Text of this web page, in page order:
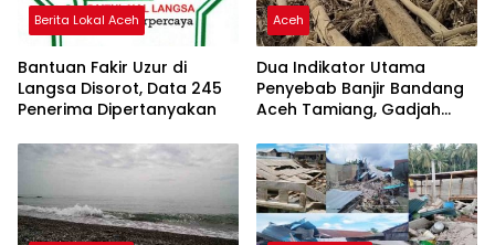
Berita Lokal Aceh
Bantuan Fakir Uzur di
Langsa Disorot, Data 245
Penerima Dipertanyakan
Aceh
Dua Indikator Utama
Penyebab Banjir Bandang
Aceh Tamiang, Gadjah
DAS